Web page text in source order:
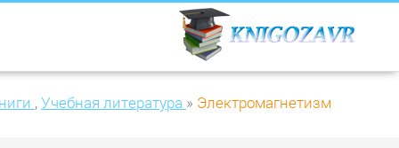
,Учебная литература » Электромагнетизм